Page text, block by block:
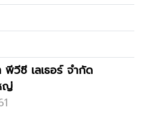
พีวีซี เลเธอร์ จำกัด
ญ่